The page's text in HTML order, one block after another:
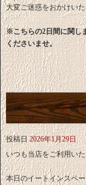
大変ご迷惑をおかけい
※こちらの2日間に関し
くださいませ。
投稿日 2026年1月29日
いつも当店をご利用い
本日のイートインスペ